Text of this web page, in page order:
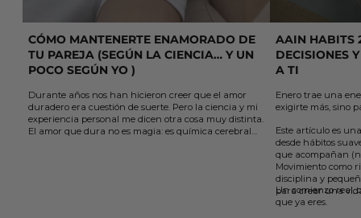
CÓMO MANTENERTE ENAMORADO DE
TU PAREJA (SEGÚN LA CIENCIA… Y UN
POCO SEGÚN YO )
Durante años nos han hicieron creer que el amor
duradero era cuestión de suerte. Pero la ciencia y mi
experiencia personal me dicen otra cosa muy distinta.
El amor que dura no es magia: es química cerebral
AAIN HABITS
DECISIONES
A TI
Enero trae una
exigirte más, sino
Este artículo es
desde hábitos
que acompañan
Movimiento como
disciplina y
para crear una
Un comienzo real,
que ya eres.